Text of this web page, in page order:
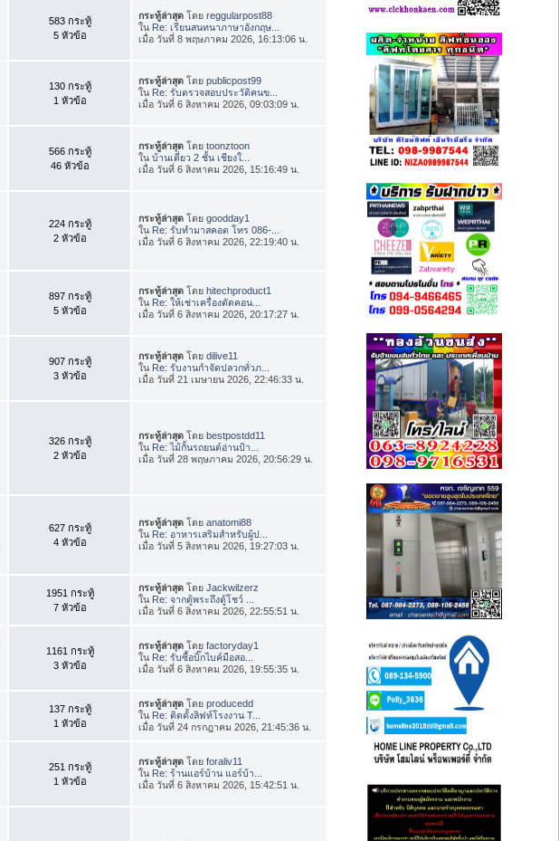
583 กระทู้
5 หัวข้อ
กระทู้ล่าสุด โดยreggularpost88
ใน Re: เรียนสนทนาภาษาอังกฤษ...
เมื่อ วันที่ 8 พฤษภาคม 2026, 16:13:06 น.
130 กระทู้
1 หัวข้อ
กระทู้ล่าสุด โดยpublicpost99
ใน Re: รับตรวจสอบประวัติคนข...
เมื่อ วันที่ 6 สิงหาคม 2026, 09:03:09 น.
566 กระทู้
46 หัวข้อ
กระทู้ล่าสุด โดยtoonztoon
ในบ้านเดี่ยว 2 ชั้น เชียงใ...
เมื่อ วันที่ 6 สิงหาคม 2026, 15:16:49 น.
224 กระทู้
2 หัวข้อ
กระทู้ล่าสุด โดยgoodday1
ใน Re: รับทำมาสคอต โทร 086-...
เมื่อ วันที่ 6 สิงหาคม 2026, 22:19:40 น.
897 กระทู้
5 หัวข้อ
กระทู้ล่าสุด โดยhitechproduct1
ใน Re: ให้เช่าเครื่องตัดคอน...
เมื่อ วันที่ 6 สิงหาคม 2026, 20:17:27 น.
907 กระทู้
3 หัวข้อ
กระทู้ล่าสุด โดยdilive11
ใน Re: รับงานกำจัดปลวกทั่วภ...
เมื่อ วันที่ 21 เมษายน 2026, 22:46:33 น.
326 กระทู้
2 หัวข้อ
กระทู้ล่าสุด โดยbestpostdd11
ใน Re: ไม้กั้นรถยนต์อ่านป้า...
เมื่อ วันที่ 28 พฤษภาคม 2026, 20:56:29 น.
627 กระทู้
4 หัวข้อ
กระทู้ล่าสุด โดยanatomi88
ใน Re: อาหารเสริมสำหรับผู้ป...
เมื่อ วันที่ 5 สิงหาคม 2026, 19:27:03 น.
1951 กระทู้
7 หัวข้อ
กระทู้ล่าสุด โดยJackwilzerz
ใน Re: จากตู้พระถึงตู้โชว์ ...
เมื่อ วันที่ 6 สิงหาคม 2026, 22:55:51 น.
1161 กระทู้
3 หัวข้อ
กระทู้ล่าสุด โดยfactoryday1
ใน Re: รับซื้อบิ๊กไบค์มือสอ...
เมื่อ วันที่ 6 สิงหาคม 2026, 19:55:35 น.
137 กระทู้
1 หัวข้อ
กระทู้ล่าสุด โดยproducedd
ใน Re: ติดตั้งลิฟท์โรงงาน T...
เมื่อ วันที่ 24 กรกฎาคม 2026, 21:45:36 น.
251 กระทู้
1 หัวข้อ
กระทู้ล่าสุด โดยforaliv11
ใน Re: ร้านแอร์บ้าน แอร์บ้า...
เมื่อ วันที่ 6 สิงหาคม 2026, 15:42:51 น.